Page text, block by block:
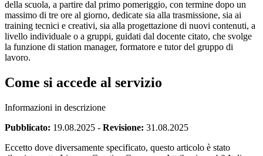
della scuola, a partire dal primo pomeriggio, con termine dopo un
massimo di tre ore al giorno, dedicate sia alla trasmissione, sia ai
training tecnici e creativi, sia alla progettazione di nuovi contenuti, a
livello individuale o a gruppi, guidati dal docente citato, che svolge
la funzione di station manager, formatore e tutor del gruppo di
lavoro.
Come si accede al servizio
Informazioni in descrizione
Pubblicato: 19.08.2025 - Revisione: 31.08.2025
Eccetto dove diversamente specificato, questo articolo è stato